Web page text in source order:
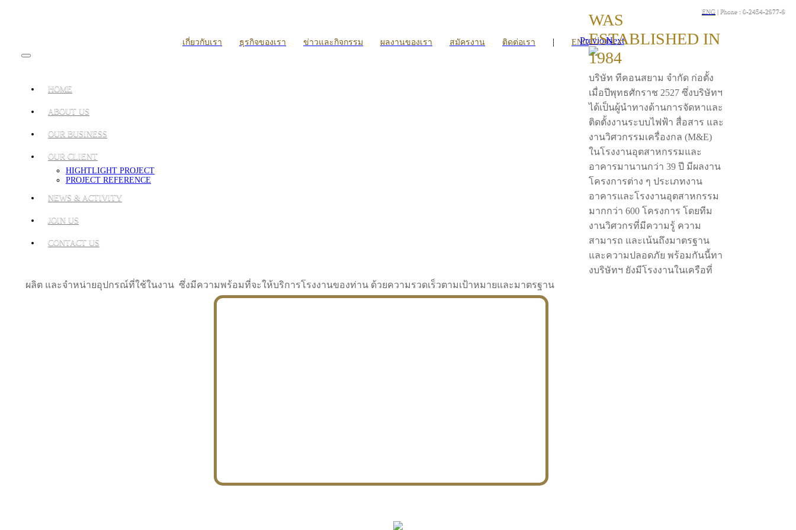
ENG | Phone : 0-2454-2977-9
เกี่ยวกับเรา ธุรกิจของเรา ข่าวและกิจกรรม ผลงานของเรา สมัครงาน ติดต่อเรา | ENG
HOME
ABOUT US
OUR BUSINESS
OUR CLIENT
HIGHTLIGHT PROJECT
PROJECT REFERENCE
NEWS & ACTIVITY
JOIN US
CONTACT US
PreviousNext
WAS
ESTABLISHED IN
1984
บริษัท ทีคอนสยาม จำกัด ก่อตั้ง
เมื่อปีพุทธศักราช 2527 ซึ่งบริษัทฯ
ได้เป็นผู้นำทางด้านการจัดหาและ
ติดตั้งงานระบบไฟฟ้า สื่อสาร และ
งานวิศวกรรมเครื่องกล (M&E)
ในโรงงานอุตสาหกรรมและ
อาคารมานานกว่า 39 ปี มีผลงาน
โครงการต่าง ๆ ประเภทงาน
อาคารและโรงงานอุตสาหกรรม
มากกว่า 600 โครงการ โดยทีม
งานวิศวกรที่มีความรู้ ความ
สามารถ และเน้นถึงมาตรฐาน
และความปลอดภัย พร้อมกันนี้ทา
งบริษัทฯ ยังมีโรงงานในเครือที่
ผลิต และจำหน่ายอุปกรณ์ที่ใช้ในงาน ซึ่งมีความพร้อมที่จะให้บริการโรงงานของท่าน ด้วยความรวดเร็วตามเป้าหมายและมาตรฐาน